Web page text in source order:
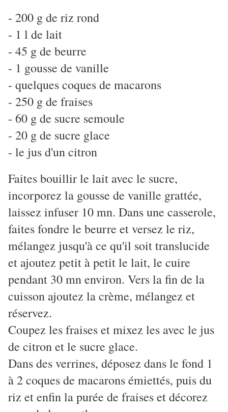
- 200 g de riz rond
- 1 l de lait
- 45 g de beurre
- 1 gousse de vanille
- quelques coques de macarons
- 250 g de fraises
- 60 g de sucre semoule
- 20 g de sucre glace
- le jus d'un citron
Faites bouillir le lait avec le sucre,
incorporez la gousse de vanille grattée,
laissez infuser 10 mn. Dans une casserole,
faites fondre le beurre et versez le riz,
mélangez jusqu'à ce qu'il soit translucide
et ajoutez petit à petit le lait, le cuire
pendant 30 mn environ. Vers la fin de la
cuisson ajoutez la crème, mélangez et
réservez.
Coupez les fraises et mixez les avec le jus
de citron et le sucre glace.
Dans des verrines, déposez dans le fond 1
à 2 coques de macarons émiettés, puis du
riz et enfin la purée de fraises et décorez